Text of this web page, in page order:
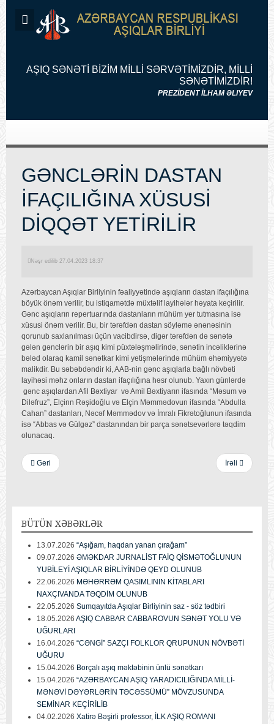
AŞIQ SƏNƏTİ BİZİM MİLLİ SƏRVƏTİMİZDİR, MİLLİ
SƏNƏTİMİZDİR!
PREZİDENT İLHAM ƏLIYEV
GƏNCLƏRİN DASTAN
İFAÇILIĞINA XÜSUSİ
DİQQƏT YETİRİLİR
Nəşr edilib 27.04.2023 18:37
Azərbaycan Aşıqlar Birliyinin fəaliyyətində aşıqların dastan ifaçılığına
böyük önəm verilir, bu istiqamətdə müxtəlif layihələr həyata keçirilir.
Gənc aşıqların repertuarında dastanların mühüm yer tutmasına isə
xüsusi önəm verilir. Bu, bir tərəfdən dastan söyləmə ənənəsinin
qorunub saxlanılması üçün vacibdirsə, digər tərəfdən də sənətə
gələn gənclərin bir aşıq kimi püxtələşməlirində, sənətin incəliklərinə
bələd olaraq kamil sənətkar kimi yetişmələrində mühüm əhəmiyyətə
malikdir. Bu səbəbdəndir ki, AAB-nin gənc aşıqlarla bağlı növbəti
layihəsi məhz onların dastan ifaçılığına həsr olunub. Yaxın günlərdə
gənc aşıqlardan Afil Bəxtiyar və Amil Bəxtiyarın ifasında “Məsum və
Diləfruz”, Elçinn Rəşidoğlu və Elçin Məmmədovun ifasında “Abdulla
Cahan” dastanları, Nəcəf Məmmədov və İmralı Fikrətoğlunun ifasında
isə “Abbas və Gülgəz” dastanından bir parça sənətsevərlərə təqdim
olunacaq.
Geri İrəli
BÜTÜN XƏBƏRLƏR
13.07.2026 “Aşığam, haqdan yanan çırağam”
09.07.2026 ƏMƏKDAR JURNALİST FAİQ QİSMƏTOĞLUNUN
YUBİLEYİ AŞIQLAR BİRLİYİNDƏ QEYD OLUNUB
22.06.2026 MƏHƏRRƏM QASIMLININ KİTABLARI
NAXÇIVANDA TƏQDİM OLUNUB
22.05.2026 Sumqayıtda Aşıqlar Birliyinin saz - söz tədbiri
18.05.2026 AŞIQ CABBAR CABBAROVUN SƏNƏT YOLU VƏ
UĞURLARI
16.04.2026 “CƏNGİ” SAZÇI FOLKLOR QRUPUNUN NÖVBƏTİ
UĞURU
15.04.2026 Borçalı aşıq məktəbinin ünlü sənətkarı
15.04.2026 “AZƏRBAYCAN AŞIQ YARADICILIĞINDA MİLLİ-
MƏNƏVİ DƏYƏRLƏRİN TƏCƏSSÜMÜ” MÖVZUSUNDA
SEMİNAR KEÇİRİLİB
04.02.2026 Xatirə Bəşirli professor, İLK AŞIQ ROMANI